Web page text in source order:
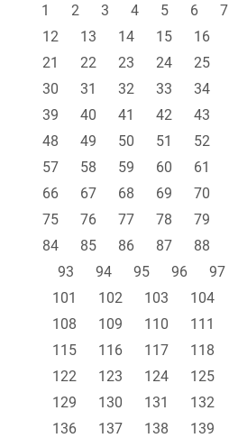
1
2 3 4 5 6 7
12
13 14 15 16
21
22 23 24 25
30
31 32 33 34
39
40 41 42 43
48
49 50 51 52
57
58 59 60 61
66
67 68 69 70
75
76 77 78 79
84
85 86 87 88
93
94 95 96 97
101
102 103 104
108
109 110 111
115
116 117 118
122
123 124 125
129
130 131 132
136
137 138 139